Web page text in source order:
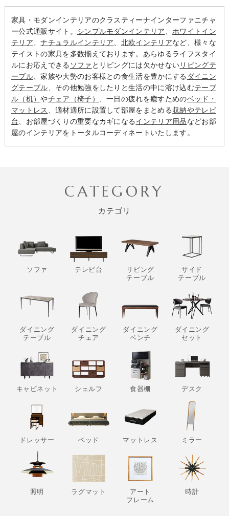
家具・モダンインテリアのクラスティーナインターファニチャ
ー公式通販サイト。 シンプルモダンインテリア
ホワイトイン
テリア 、ナチュラルインテリア 北欧インテリアなど、様々な
テイストの家具を多数揃えております。あらゆるライフスタイ
ルにお応えできる ソファ とリビングには欠かせないリビングテ
ーブル、家族や大勢のお客様との食生活を豊かにする ダイニン
グテーブル 、その他勉強をしたりと生活の中に溶け込むテーブ
ル（机）やチェア（椅子） 、一日の疲れを癒すためのベッド・
マットレス
、適材適所に設置して部屋をまとめる収納やテレビ
台 、お部屋づくりの重要なカギになるインテリア用品などお部
屋のインテリアをトータルコーディネートいたします。
CATEGORY
カテゴリ
ソファ テレビ台
リビング
テーブル
サイド
テーブル
ダイニング
テーブル
ダイニング
チェア
ダイニング
ベンチ
ダイニング
セット
キャビネット シェルフ 食器棚 デスク
ドレッサー ベッド マットレス ミラー
照明 ラグマット
アート
フレーム
時計